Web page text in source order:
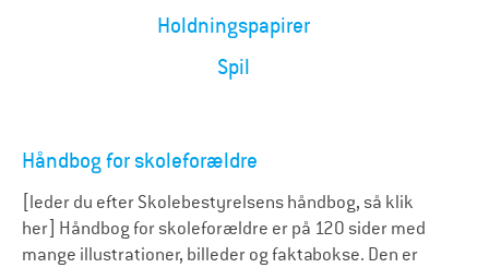
Holdningspapirer
Spil
Håndbog for skoleforældre
[leder du efter Skolebestyrelsens håndbog, så klik
her] Håndbog for skoleforældre er på 120 sider med
mange illustrationer, billeder og faktabokse. Den er